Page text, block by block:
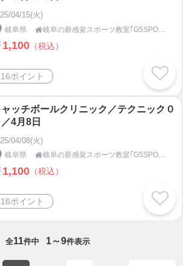
04/15(火)
岐阜県 
1,100 （税込）
16ポイント
ッチボールクリニック／テクニック０
／4月8日
04/08(火)
岐阜県  岐阜の新感覚スポーツ教室｢G5SPORTS｣
1,100 （税込）
16ポイント
全11件中 1～9件表示